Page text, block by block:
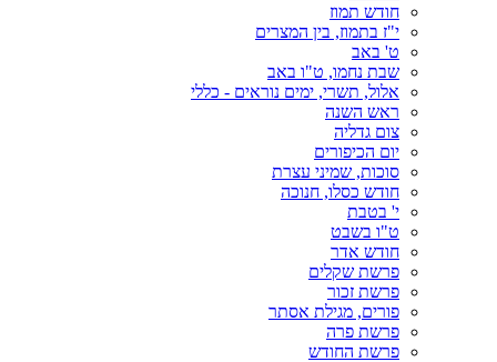
חודש תמוז
י"ז בתמוז, בין המצרים
ט' באב
שבת נחמו, ט"ו באב
אלול, תשרי, ימים נוראים - כללי
ראש השנה
צום גדליה
יום הכיפורים
סוכות, שמיני עצרת
חודש כסלו, חנוכה
י' בטבת
ט"ו בשבט
חודש אדר
פרשת שקלים
פרשת זכור
פורים, מגילת אסתר
פרשת פרה
פרשת החודש